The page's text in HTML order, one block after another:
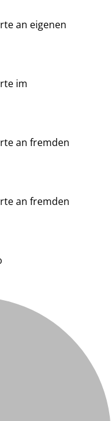
an eigenen
im
an fremden
an fremden